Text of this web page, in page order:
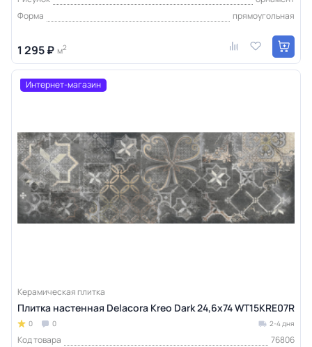
Форма
прямоугольная
1 295 ₽ м2
Интернет-магазин
Керамическая плитка
Плитка настенная Delacora Kreo Dark 24,6х74 WT15KRE07R
0 0 2-4 дня
Код товара
76806